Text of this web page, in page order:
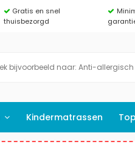
Gratis en snel
thuisbezorgd
Kindermatrassen